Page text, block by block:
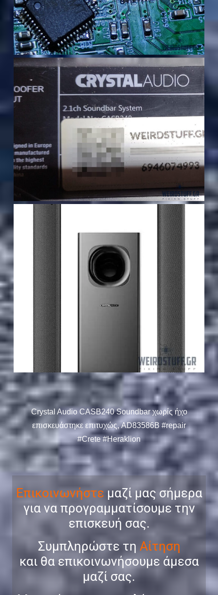
Crystal Audio CASB240 Soundbar χωρίς ήχο
επισκευάστηκε επιτυχώς, AD83586B #repair
#Crete #Heraklion
Επικοινωνήστε μαζί μας σήμερα
για να προγραμματίσουμε την
επισκευή σας.
Συμπληρώστε τη Αίτηση
και θα επικοινωνήσουμε άμεσα
μαζί σας.